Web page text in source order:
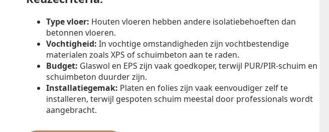
Type vloer: Houten vloeren hebben andere isolatiebehoeften dan
betonnen vloeren.
Vochtigheid: In vochtige omstandigheden zijn vochtbestendige
materialen zoals XPS of schuimbeton aan te raden.
Budget: Glaswol en EPS zijn vaak goedkoper, terwijl PUR/PIR-schuim en
schuimbeton duurder zijn.
Installatiegemak: Platen en folies zijn vaak eenvoudiger zelf te
installeren, terwijl gespoten schuim meestal door professionals wordt
aangebracht.